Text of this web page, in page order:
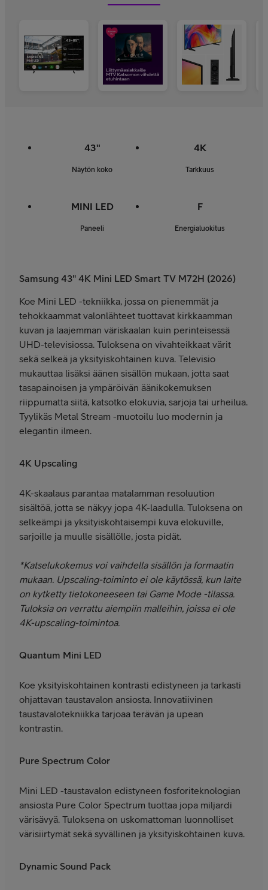
43"
Näytön koko
4K
Tarkkuus
MINI LED
Paneeli
F
Energialuokitus
Samsung 43" 4K Mini LED Smart TV M72H (2026)
Koe Mini LED -tekniikka, jossa on pienemmät ja
tehokkaammat valonlähteet tuottavat kirkkaamman
kuvan ja laajemman väriskaalan kuin perinteisessä
UHD-televisiossa. Tuloksena on vivahteikkaat värit
sekä selkeä ja yksityiskohtainen kuva. Televisio
mukauttaa lisäksi äänen sisällön mukaan, jotta saat
tasapainoisen ja ympäröivän äänikokemuksen
riippumatta siitä, katsotko elokuvia, sarjoja tai urheilua.
Tyylikäs Metal Stream -muotoilu luo modernin ja
elegantin ilmeen.
4K Upscaling
4K-skaalaus parantaa matalamman resoluution
sisältöä, jotta se näkyy jopa 4K-laadulla. Tuloksena on
selkeämpi ja yksityiskohtaisempi kuva elokuville,
sarjoille ja muulle sisällölle, josta pidät.
*Katselukokemus voi vaihdella sisällön ja formaatin
mukaan. Upscaling-toiminto ei ole käytössä, kun laite
on kytketty tietokoneeseen tai Game Mode -tilassa.
Tuloksia on verrattu aiempiin malleihin, joissa ei ole
4K-upscaling-toimintoa.
Quantum Mini LED
Koe yksityiskohtainen kontrasti edistyneen ja tarkasti
ohjattavan taustavalon ansiosta. Innovatiivinen
taustavalotekniikka tarjoaa terävän ja upean
kontrastin.
Pure Spectrum Color
Mini LED -taustavalon edistyneen fosforiteknologian
ansiosta Pure Color Spectrum tuottaa jopa miljardi
värisävyä. Tuloksena on uskomattoman luonnolliset
värisiirtymät sekä syvällinen ja yksityiskohtainen kuva.
Dynamic Sound Pack